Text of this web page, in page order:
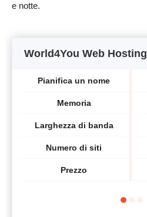
e notte.
World4You Web Hosting
Pianifica un nome
Memoria
Larghezza di banda
Numero di siti
Prezzo